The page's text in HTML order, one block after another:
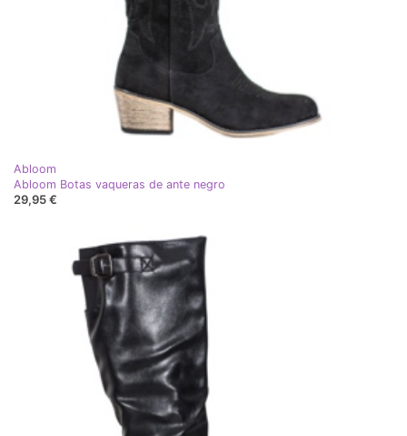
Abloom
Abloom Botas vaqueras de ante negro
29,95 €